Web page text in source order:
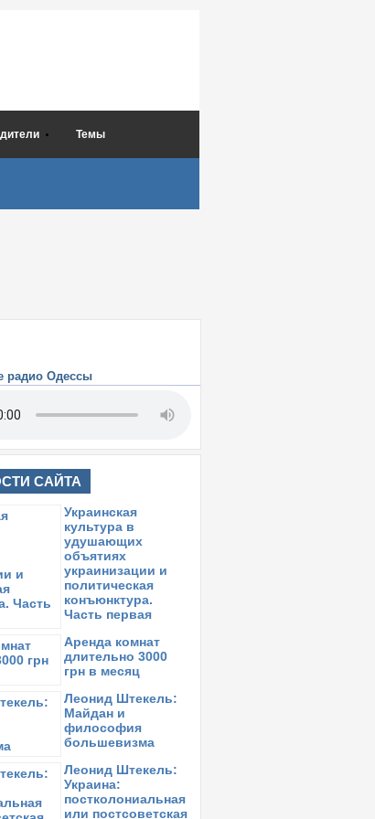
Темы
радио Одессы
САЙТА
Украинская
культура в
удушающих
объятиях
украинизации и
политическая
конъюнктура.
Часть первая
Аренда комнат
длительно 3000
грн в месяц
Леонид Штекель:
Майдан и
философия
большевизма
Леонид Штекель:
Украина:
постколониальная
или постсоветская